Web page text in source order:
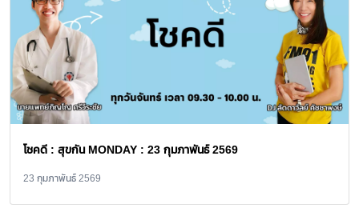
โชคดี : สุขกัน MONDAY : 23 กุมภาพันธ์ 2569
23 กุมภาพันธ์ 2569